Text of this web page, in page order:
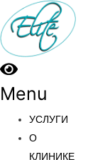
Menu
УСЛУГИ
О
КЛИНИКЕ